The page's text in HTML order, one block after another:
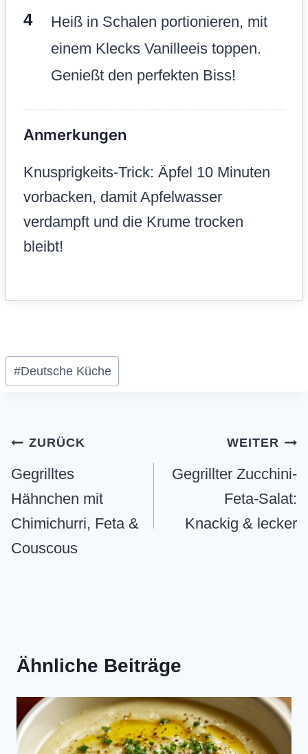
Heiß in Schalen portionieren, mit
einem Klecks Vanilleeis toppen.
Genießt den perfekten Biss!
Anmerkungen
Knusprigkeits-Trick: Äpfel 10 Minuten
vorbacken, damit Apfelwasser
verdampft und die Krume trocken
bleibt!
Schlagworte:
#Deutsche Küche
Beitragsnavigation
ZURÜCK
Gegrilltes
Hähnchen mit
Chimichurri, Feta &
Couscous
WEITER
Gegrillter Zucchini-
Feta-Salat:
Knackig & lecker
Ähnliche Beiträge